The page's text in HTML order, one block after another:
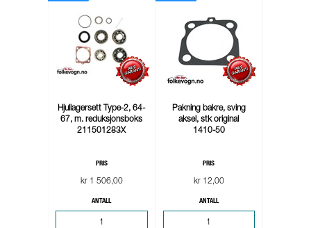
Hjullagersett Type-2, 64-
67, m. reduksjonsboks
211501283X
PRIS
kr 1 506,00
ANTALL
Pakning bakre, sving
aksel, stk original
1410-50
PRIS
kr 12,00
ANTALL